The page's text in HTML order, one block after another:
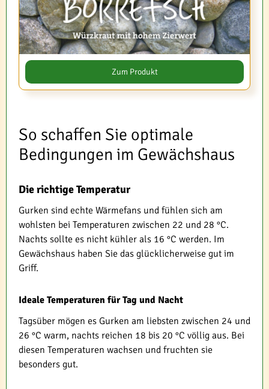
Zum Produkt
So schaffen Sie optimale
Bedingungen im Gewächshaus
Die richtige Temperatur
Gurken sind echte Wärmefans und fühlen sich am
wohlsten bei Temperaturen zwischen 22 und 28 °C.
Nachts sollte es nicht kühler als 16 °C werden. Im
Gewächshaus haben Sie das glücklicherweise gut im
Griff.
Ideale Temperaturen für Tag und Nacht
Tagsüber mögen es Gurken am liebsten zwischen 24 und
26 °C warm, nachts reichen 18 bis 20 °C völlig aus. Bei
diesen Temperaturen wachsen und fruchten sie
besonders gut.